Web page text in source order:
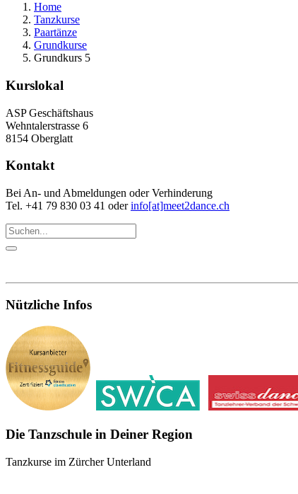
Home
Tanzkurse
Paartänze
Grundkurse
Grundkurs 5
Kurslokal
ASP Geschäftshaus
Wehntalerstrasse 6
8154 Oberglatt
Kontakt
Bei An- und Abmeldungen oder Verhinderung
Tel. +41 79 830 03 41 oderinfo[at]meet2dance.ch
Nützliche Infos
Die Tanzschule in Deiner Region
Tanzkurse im Zürcher Unterland